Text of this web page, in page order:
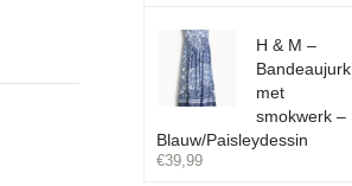
H & M –
Bandeaujurk
met
smokwerk –
Blauw/Paisleydessin
€39,99